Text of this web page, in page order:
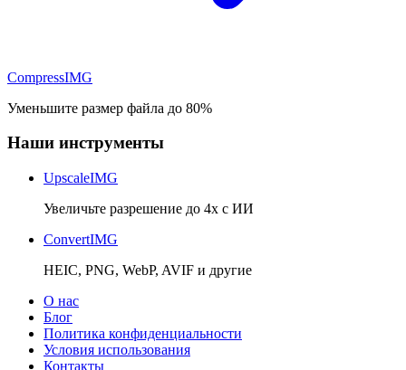
CompressIMG
Уменьшите размер файла до 80%
Наши инструменты
UpscaleIMG
Увеличьте разрешение до 4x с ИИ
ConvertIMG
HEIC, PNG, WebP, AVIF и другие
О нас
Блог
Политика конфиденциальности
Условия использования
Контакты